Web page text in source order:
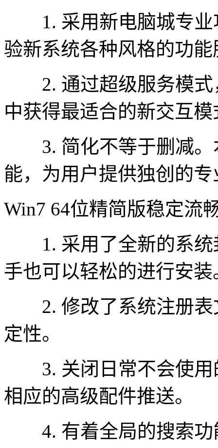
1. 采用新电脑城专业
验新系统各种风格的功能
2. 通过超级服务模式
中获得最适合的新交互
3. 简化不等于删减。
能，为用户提供独创的
Win7 64位精简版稳定流
1. 采用了全新的系统
手也可以轻松的进行安装
2. 修改了系统注册表
定性。
3. 关闭日常不会使用
相应的高级配件推送。
4. 有着全局的搜索功